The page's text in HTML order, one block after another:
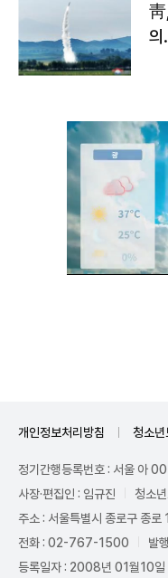
靑
의
개인정보처리방침 청소년
정기간행등록번호 : 서울 아
사장·편집인 : 임규진
청소
주소 : 서울특별시 종로구 종
전화 : 02-767-1500
발
등록일자 : 2008년 01월10일